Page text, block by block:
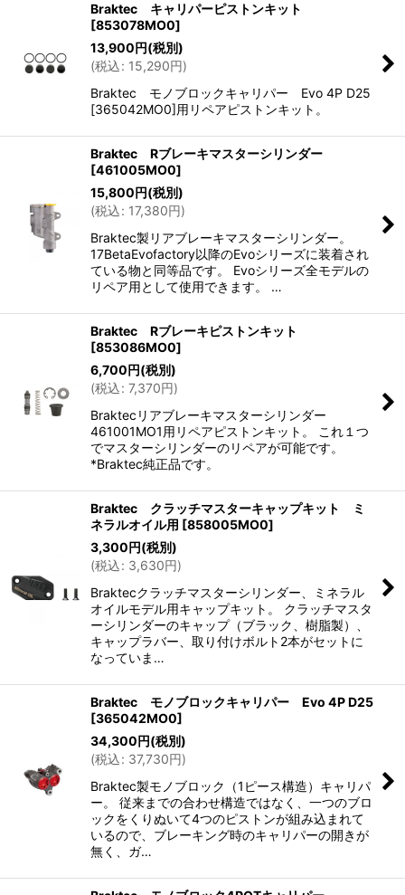
Braktec キャリパーピストンキット
[853078MO0]
13,900円(税別)
(税込: 15,290円)
Braktec モノブロックキャリパー Evo 4P D25
[365042MO0]用リペアピストンキット。
Braktec Rブレーキマスターシリンダー
[461005MO0]
15,800円(税別)
(税込: 17,380円)
Braktec製リアブレーキマスターシリンダー。
17BetaEvofactory以降のEvoシリーズに装着され
ている物と同等品です。 Evoシリーズ全モデルの
リペア用として使用できます。 …
Braktec Rブレーキピストンキット
[853086MO0]
6,700円(税別)
(税込: 7,370円)
Braktecリアブレーキマスターシリンダー
461001MO1用リペアピストンキット。 これ１つ
でマスターシリンダーのリペアが可能です。
*Braktec純正品です。
Braktec クラッチマスターキャップキット ミ
ネラルオイル用 [858005MO0]
3,300円(税別)
(税込: 3,630円)
Braktecクラッチマスターシリンダー、ミネラル
オイルモデル用キャップキット。 クラッチマスタ
ーシリンダーのキャップ（ブラック、樹脂製）、
キャップラバー、取り付けボルト2本がセットに
なっていま…
Braktec モノブロックキャリパー Evo 4P D25
[365042MO0]
34,300円(税別)
(税込: 37,730円)
Braktec製モノブロック（1ピース構造）キャリパ
ー。 従来までの合わせ構造ではなく、一つのブロ
ックをくりぬいて4つのピストンが組み込まれて
いるので、ブレーキング時のキャリパーの開きが
無く、ガ…